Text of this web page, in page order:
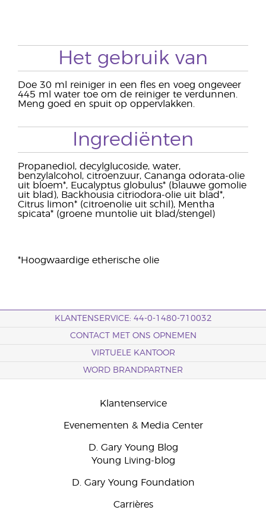
Het gebruik van
Doe 30 ml reiniger in een fles en voeg ongeveer
445 ml water toe om de reiniger te verdunnen.
Meng goed en spuit op oppervlakken.
Ingrediënten
Propanediol, decylglucoside, water,
benzylalcohol, citroenzuur, Cananga odorata-olie
uit bloem*, Eucalyptus globulus* (blauwe gomolie
uit blad), Backhousia citriodora-olie uit blad*,
Citrus limon* (citroenolie uit schil), Mentha
spicata* (groene muntolie uit blad/stengel)
*Hoogwaardige etherische olie
KLANTENSERVICE: 44-0-1480-710032
CONTACT MET ONS OPNEMEN
VIRTUELE KANTOOR
WORD BRANDPARTNER
Klantenservice
Evenementen & Media Center
D. Gary Young Blog
Young Living-blog
D. Gary Young Foundation
Carrières